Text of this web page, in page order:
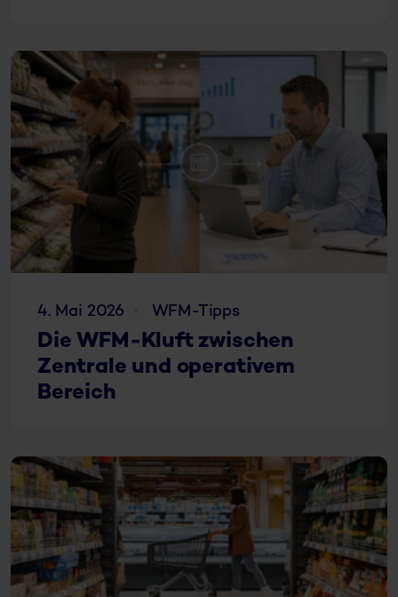
4. Mai 2026 WFM-Tipps
Die WFM-Kluft zwischen
Zentrale und operativem
Bereich